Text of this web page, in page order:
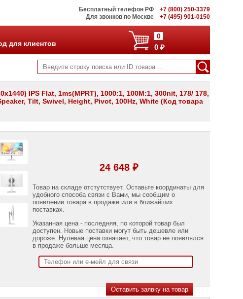
Бесплатный телефон РФ
+7 (800) 250-3379
Для звонков по Москве
+7 (495) 901-0150
0
0 ₽
для клиентов
IPS Flat, 1ms(MPRT), 1000:1, 100M:1, 300nit, 178/ 178,
Tilt, Swivel, Height, Pivot, 100Hz, White (Код товара
24 648 ₽
Товар на складе отстутствует. Оставьте координаты для
удобного способа связи с Вами, мы сообщим о
появлении товара в продаже или в ближайших
поставках.
Указанная цена - последняя, по которой товар был
доступен. Новые поставки могут быть дешевле или
дороже. Нулевая цена означает, что товар не появлялся
в продаже больше месяца.